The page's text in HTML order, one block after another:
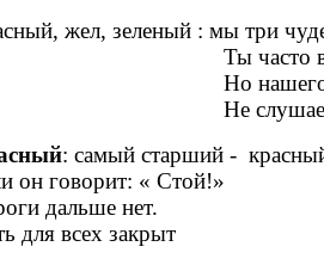
жел, зеленый : мы три
часто
нашего
слушаешь
: самый старший -
он говорит: « Стой!»
дальше нет.
для всех закрыт